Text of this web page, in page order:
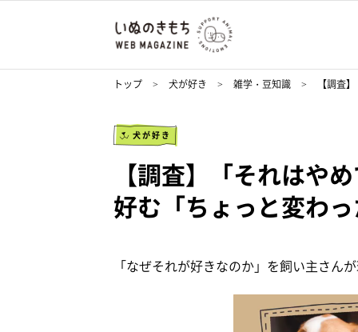
トップ 犬が好き 雑学・豆知識 【調査
犬が好き
【調査】「それはや
好む「ちょっと変わ
「なぜそれが好きなのか」を飼い主さ